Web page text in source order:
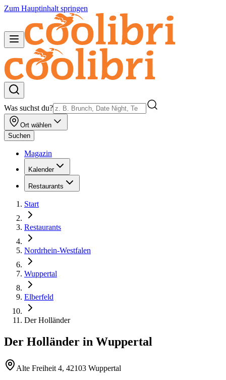
Zum Hauptinhalt springen
Was suchst du?
Ort wählen
Suchen
Magazin
Kalender
Restaurants
Start
Restaurants
Nordrhein-Westfalen
Wuppertal
Elberfeld
Der Holländer
Der Holländer in Wuppertal
Alte Freiheit 4, 42103 Wuppertal